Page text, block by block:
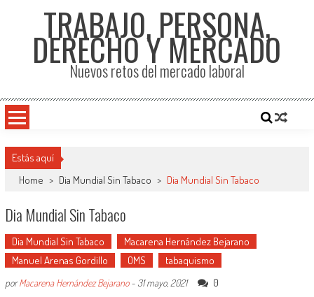
TRABAJO, PERSONA,
DERECHO Y MERCADO
Nuevos retos del mercado laboral
Estás aquí
Home > Dia Mundial Sin Tabaco > Dia Mundial Sin Tabaco
Dia Mundial Sin Tabaco
Dia Mundial Sin Tabaco
Macarena Hernández Bejarano
Manuel Arenas Gordillo
OMS tabaquismo
porMacarena Hernández Bejarano- 31 mayo, 2021 0